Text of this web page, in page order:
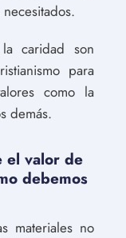
caridad son
para
como la
demás.
el valor de
debemos
materiales no